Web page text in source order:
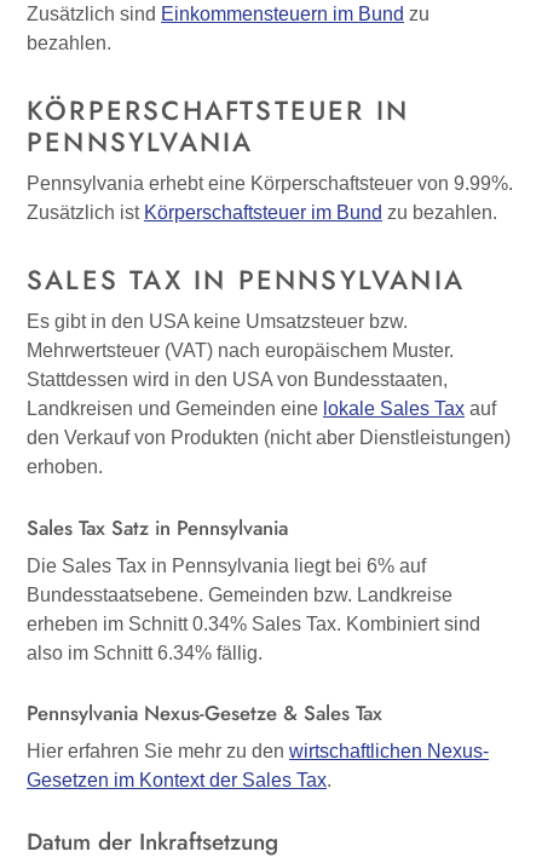
Zusätzlich sind Einkommensteuern im Bund zu
bezahlen.
KÖRPERSCHAFTSTEUER IN
PENNSYLVANIA
Pennsylvania erhebt eine Körperschaftsteuer von 9.99%.
Zusätzlich ist Körperschaftsteuer im Bund zu bezahlen.
SALES TAX IN PENNSYLVANIA
Es gibt in den USA keine Umsatzsteuer bzw.
Mehrwertsteuer (VAT) nach europäischem Muster.
Stattdessen wird in den USA von Bundesstaaten,
Landkreisen und Gemeinden eine lokale Sales Tax auf
den Verkauf von Produkten (nicht aber Dienstleistungen)
erhoben.
Sales Tax Satz in Pennsylvania
Die Sales Tax in Pennsylvania liegt bei 6% auf
Bundesstaatsebene. Gemeinden bzw. Landkreise
erheben im Schnitt 0.34% Sales Tax. Kombiniert sind
also im Schnitt 6.34% fällig.
Pennsylvania Nexus-Gesetze & Sales Tax
Hier erfahren Sie mehr zu den wirtschaftlichen Nexus-
Gesetzen im Kontext der Sales Tax.
Datum der Inkraftsetzung